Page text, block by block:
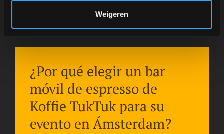
Weigeren
¿Por qué elegir un bar
móvil de espresso de
Koffie TukTuk para su
evento en Ámsterdam?